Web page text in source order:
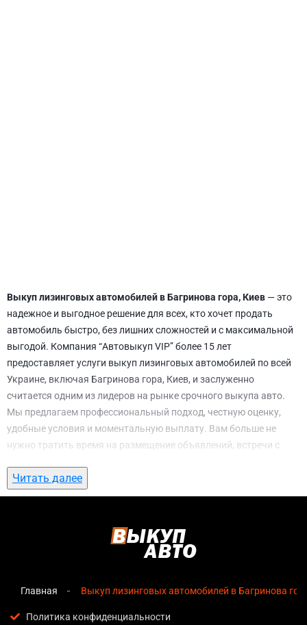
Выкуп лизинговых автомобилей в Багринова гора, Киев — это
надежное и выгодное решение для всех, кто хочет продать
автомобиль быстро, без лишних сложностей и с максимальной
выгодой. Компания “Автовыкуп VIP” более 15 лет
предоставляет услуги выкуп лизинговых автомобилей по всей
Украине, включая Багринова гора, Киев, и заслуженно
считается одним из лидеров на рынке срочного выкупа авто.
Мы предлагаем профессиональный подход, честную оценку,
удобные условия и моментальную выплату. Вам больше не
нужно тратить время на размещение объявлений, встречи с
ожидание. С нами вы можете
Багринова гора, Киеввсего за 1 день.
лизинговых автомобилей в Багринова
Мгновенная оценка— предварительная стоимость
озвучивается сразу после обращения, без скрытых
Читать далее
Главная Выкуп лизинговых автомобилей в Багринова
Политика конфиденциальности